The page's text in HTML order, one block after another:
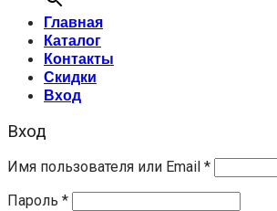
Главная
Каталог
Контакты
Скидки
Вход
Вход
Имя пользователя или Email *
Пароль *